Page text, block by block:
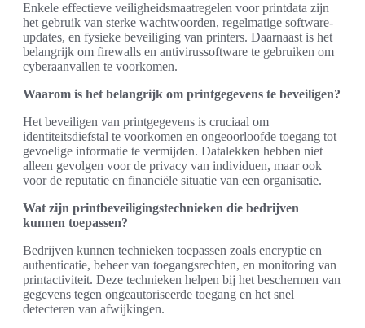
Enkele effectieve veiligheidsmaatregelen voor printdata zijn
het gebruik van sterke wachtwoorden, regelmatige software-
updates, en fysieke beveiliging van printers. Daarnaast is het
belangrijk om firewalls en antivirussoftware te gebruiken om
cyberaanvallen te voorkomen.
Waarom is het belangrijk om printgegevens te beveiligen?
Het beveiligen van printgegevens is cruciaal om
identiteitsdiefstal te voorkomen en ongeoorloofde toegang tot
gevoelige informatie te vermijden. Datalekken hebben niet
alleen gevolgen voor de privacy van individuen, maar ook
voor de reputatie en financiële situatie van een organisatie.
Wat zijn printbeveiligingstechnieken die bedrijven
kunnen toepassen?
Bedrijven kunnen technieken toepassen zoals encryptie en
authenticatie, beheer van toegangsrechten, en monitoring van
printactiviteit. Deze technieken helpen bij het beschermen van
gegevens tegen ongeautoriseerde toegang en het snel
detecteren van afwijkingen.